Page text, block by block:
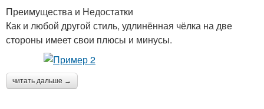
Преимущества и Недостатки
Как и любой другой стиль, удлинённая чёлка на две
стороны имеет свои плюсы и минусы.
читать дальше →